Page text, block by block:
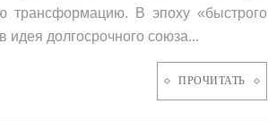
трансформацию. В эпоху «быстрого
идея долгосрочного союза...
ПРОЧИТАТЬ